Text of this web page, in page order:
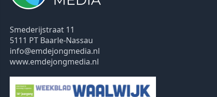
Smederijstraat 11
5111 PT Baarle-Nassau
info@emdejongmedia.nl
www.emdejongmedia.nl